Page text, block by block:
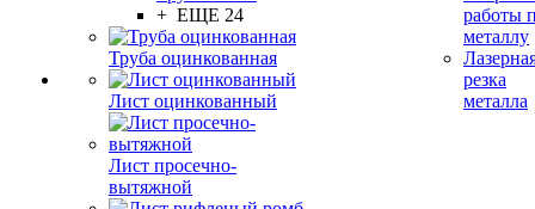
+ ЕЩЕ 24
Труба оцинкованная
Лист оцинкованный
Лист просечно-
вытяжной
работы
металлу
резка
металла